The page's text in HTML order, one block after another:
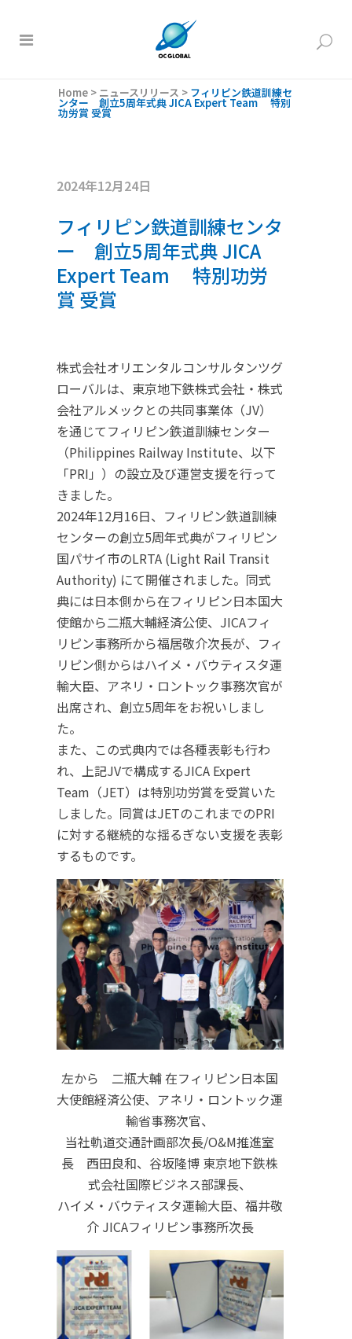
Home > ニュースリリース > フィリピン鉄道訓練セ
ンター 創立5周年式典 JICA Expert Team 特別
功労賞 受賞
2024年12月24日
フィリピン鉄道訓練センタ
ー 創立5周年式典 JICA
Expert Team 特別功労
賞 受賞
株式会社オリエンタルコンサルタンツグ
ローバルは、東京地下鉄株式会社・株式
会社アルメックとの共同事業体（JV）
を通じてフィリピン鉄道訓練センター
（Philippines Railway Institute、以下
「PRI」）の設立及び運営支援を行って
きました。
2024年12月16日、フィリピン鉄道訓練
センターの創立5周年式典がフィリピン
国パサイ市のLRTA (Light Rail Transit
Authority) にて開催されました。同式
典には日本側から在フィリピン日本国大
使館から二瓶大輔経済公使、JICAフィ
リピン事務所から福居敬介次長が、フィ
リピン側からはハイメ・バウティスタ運
輸大臣、アネリ・ロントック事務次官が
出席され、創立5周年をお祝いしまし
た。
また、この式典内では各種表彰も行わ
れ、上記JVで構成するJICA Expert
Team（JET）は特別功労賞を受賞いた
しました。同賞はJETのこれまでのPRI
に対する継続的な揺るぎない支援を表彰
するものです。
左から 二瓶大輔 在フィリピン日本国
大使館経済公使、アネリ・ロントック運
輸省事務次官、
当社軌道交通計画部次長/O&M推進室
長 西田良和、谷坂隆博 東京地下鉄株
式会社国際ビジネス部課長、
ハイメ・バウティスタ運輸大臣、福井敬
介 JICAフィリピン事務所次長